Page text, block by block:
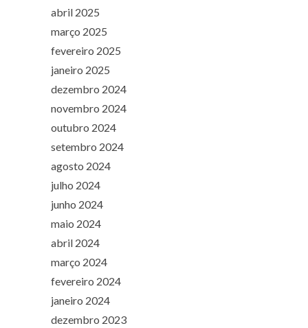
abril 2025
março 2025
fevereiro 2025
janeiro 2025
dezembro 2024
novembro 2024
outubro 2024
setembro 2024
agosto 2024
julho 2024
junho 2024
maio 2024
abril 2024
março 2024
fevereiro 2024
janeiro 2024
dezembro 2023